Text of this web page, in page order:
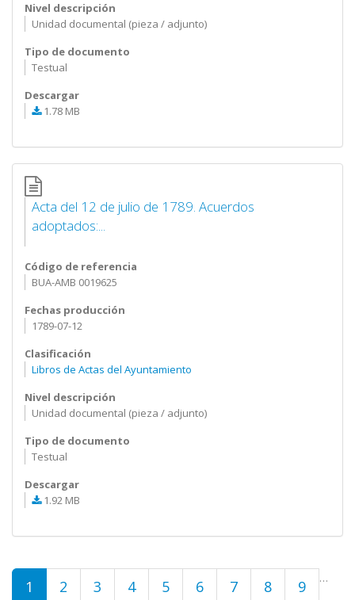
Nivel descripción
Unidad documental (pieza / adjunto)
Tipo de documento
Testual
Descargar
1.78 MB
Acta del 12 de julio de 1789. Acuerdos
adoptados:...
Código de referencia
BUA-AMB 0019625
Fechas producción
1789-07-12
Clasificación
Libros de Actas del Ayuntamiento
Nivel descripción
Unidad documental (pieza / adjunto)
Tipo de documento
Testual
Descargar
1.92 MB
Páginas
1 2 3 4 5 6 7 8 9 …